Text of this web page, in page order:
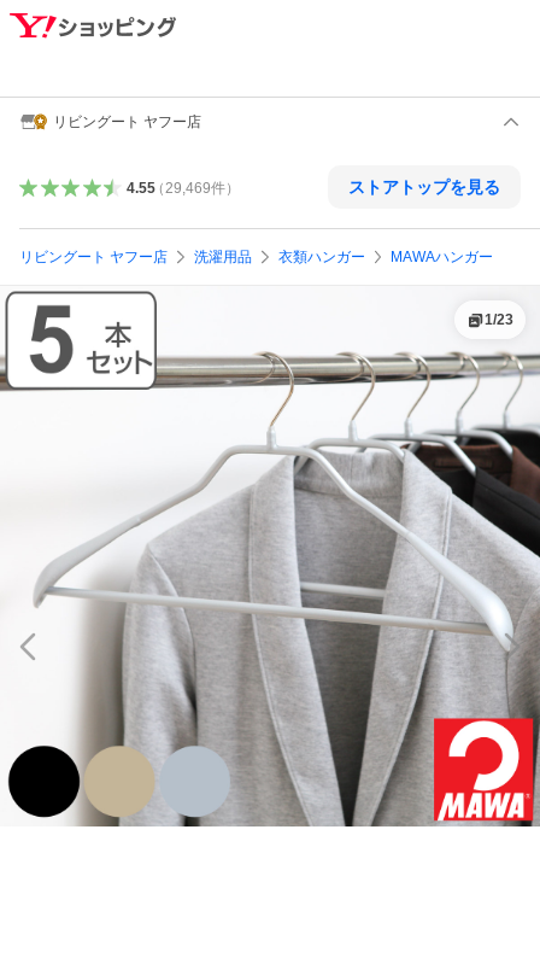
リビングート ヤフー店
4.55（ 29,469件） ストアトップを見る
リビングート ヤフー店 洗濯用品 衣類ハンガー MAWAハンガー
1/23